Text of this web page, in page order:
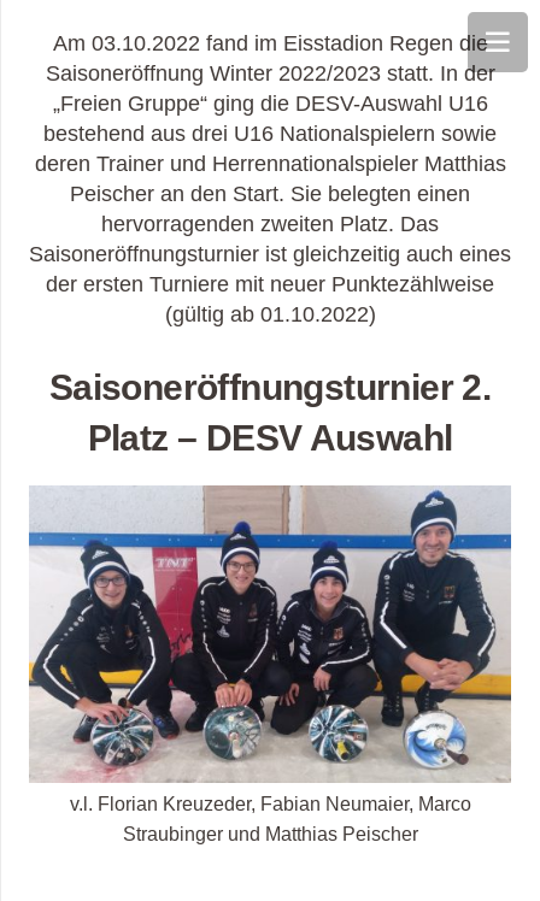
Am 03.10.2022 fand im Eisstadion Regen die
Saisoneröffnung Winter 2022/2023 statt. In der
„Freien Gruppe“ ging die DESV-Auswahl U16
bestehend aus drei U16 Nationalspielern sowie
deren Trainer und Herrennationalspieler Matthias
Peischer an den Start. Sie belegten einen
hervorragenden zweiten Platz. Das
Saisoneröffnungsturnier ist gleichzeitig auch eines
der ersten Turniere mit neuer Punktezählweise
(gültig ab 01.10.2022)
Saisoneröffnungsturnier 2.
Platz – DESV Auswahl
v.l. Florian Kreuzeder, Fabian Neumaier, Marco
Straubinger und Matthias Peischer